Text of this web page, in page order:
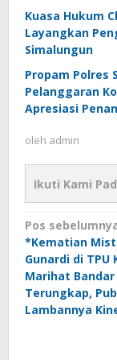
Kuasa Hukum
Layangkan
Simalungun
Propam Polres
Pelanggaran
Apresiasi
oleh admin
Ikuti Kami
Navigasi
pos
Pos
*Kematian
Gunardi di TPU
Marihat Bandar
Terungkap,
Lambannya